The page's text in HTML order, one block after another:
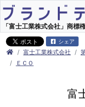
「富士工業株式会社」商標
シェア
富士工業株式会社
ＥＣＯ
富